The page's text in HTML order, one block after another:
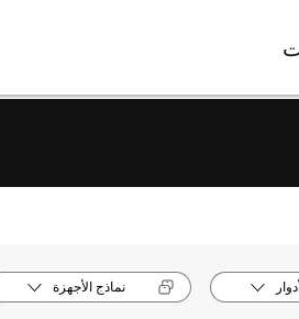
نماذج الأجهزة